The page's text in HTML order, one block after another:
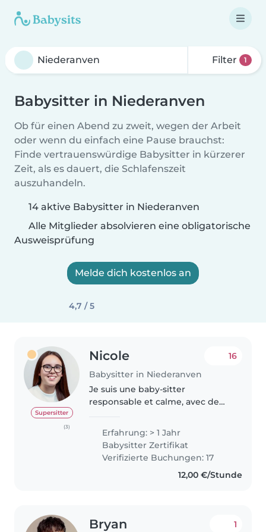
Filter 1
Babysitter in Niederanven
Ob für einen Abend zu zweit, wegen der Arbeit
oder wenn du einfach eine Pause brauchst:
Finde vertrauenswürdige Babysitter in kürzerer
Zeit, als es dauert, die Schlafenszeit
auszuhandeln.
14 aktive Babysitter in Niederanven
Alle Mitglieder absolvieren eine obligatorische
Ausweisprüfung
Melde dich kostenlos an
4,7 / 5
Supersitter
(3)
Nicole
Babysitter in Niederanven
16
Je suis une baby-sitter
responsable et calme, avec de
linguistiques en allemand,
français, luxembourgeois et
portugais. Avec une certaine
expérience déjà acquise,..
Erfahrung: > 1 Jahr
Babysitter Zertifikat
Verifizierte Buchungen: 17
12,00 €/Stunde
Bryan 1